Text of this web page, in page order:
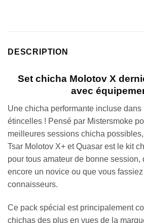
DESCRIPTION
Set chicha Molotov X
avec
Une chicha performante incluse
étincelles ! Pensé par Mistersmoke
meilleures sessions chicha
Tsar Molotov X+ et Quasar est le kit
pour tous amateur de bonne session,
encore un novice ou que vous
connaisseurs.
Ce pack spécial est principalement
chichas des plus en vues de la